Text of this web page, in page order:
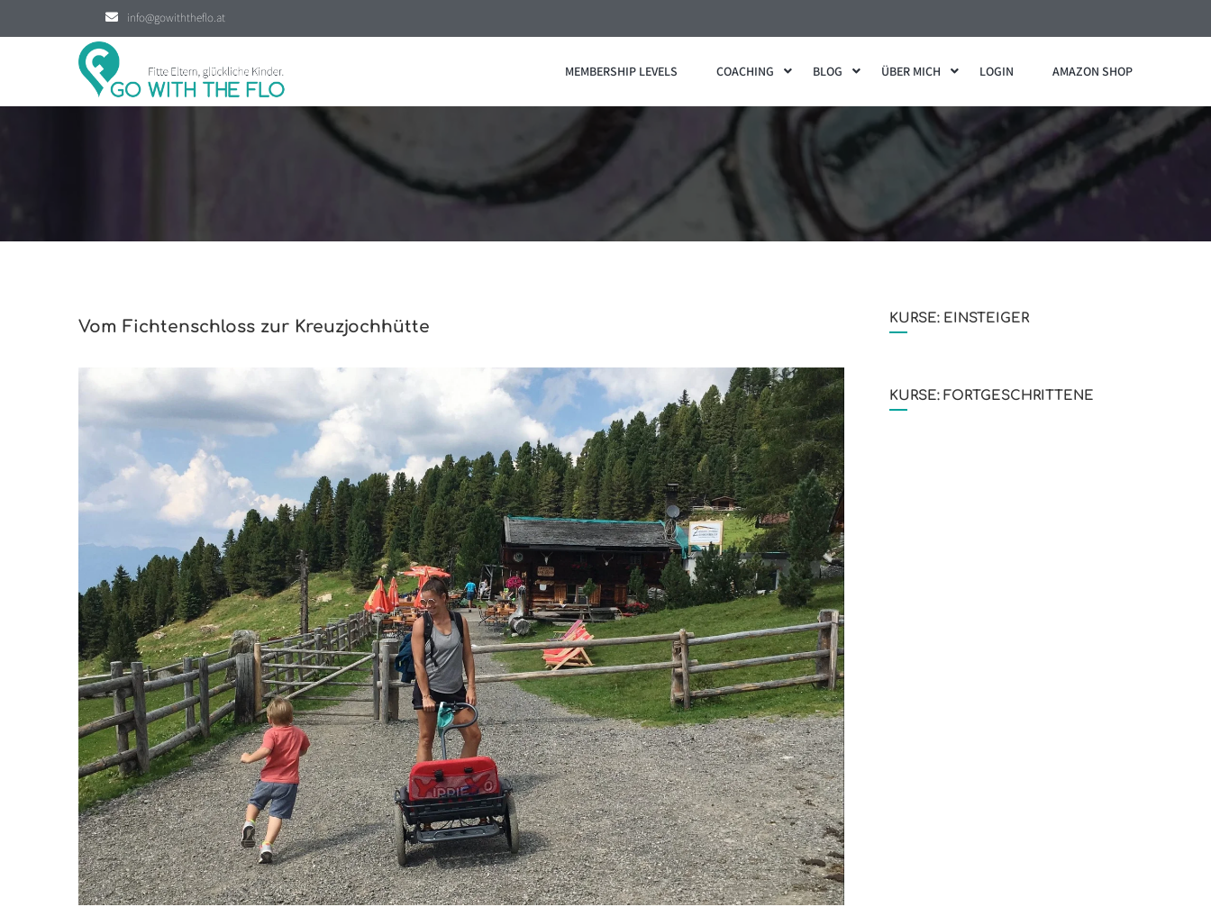
info@gowiththeflo.at
MEMBERSHIP LEVELS COACHING BLOG ÜBER MICH LOGIN AMAZON SHOP
Vom Fichtenschloss zur Kreuzjochhütte KURSE: EINSTEIGER
KURSE: FORTGESCHRITTENE